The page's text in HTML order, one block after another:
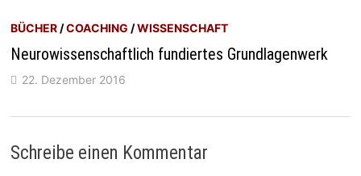
BÜCHER /COACHING /WISSENSCHAFT
Neurowissenschaftlich fundiertes Grundlagenwerk
22. Dezember 2016
Schreibe einen Kommentar